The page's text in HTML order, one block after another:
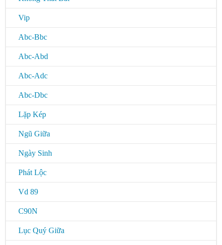
Vip
Abc-Bbc
Abc-Abd
Abc-Adc
Abc-Dbc
Lặp Kép
Ngũ Giữa
Ngày Sinh
Phát Lộc
Vd 89
C90N
Lục Quý Giữa